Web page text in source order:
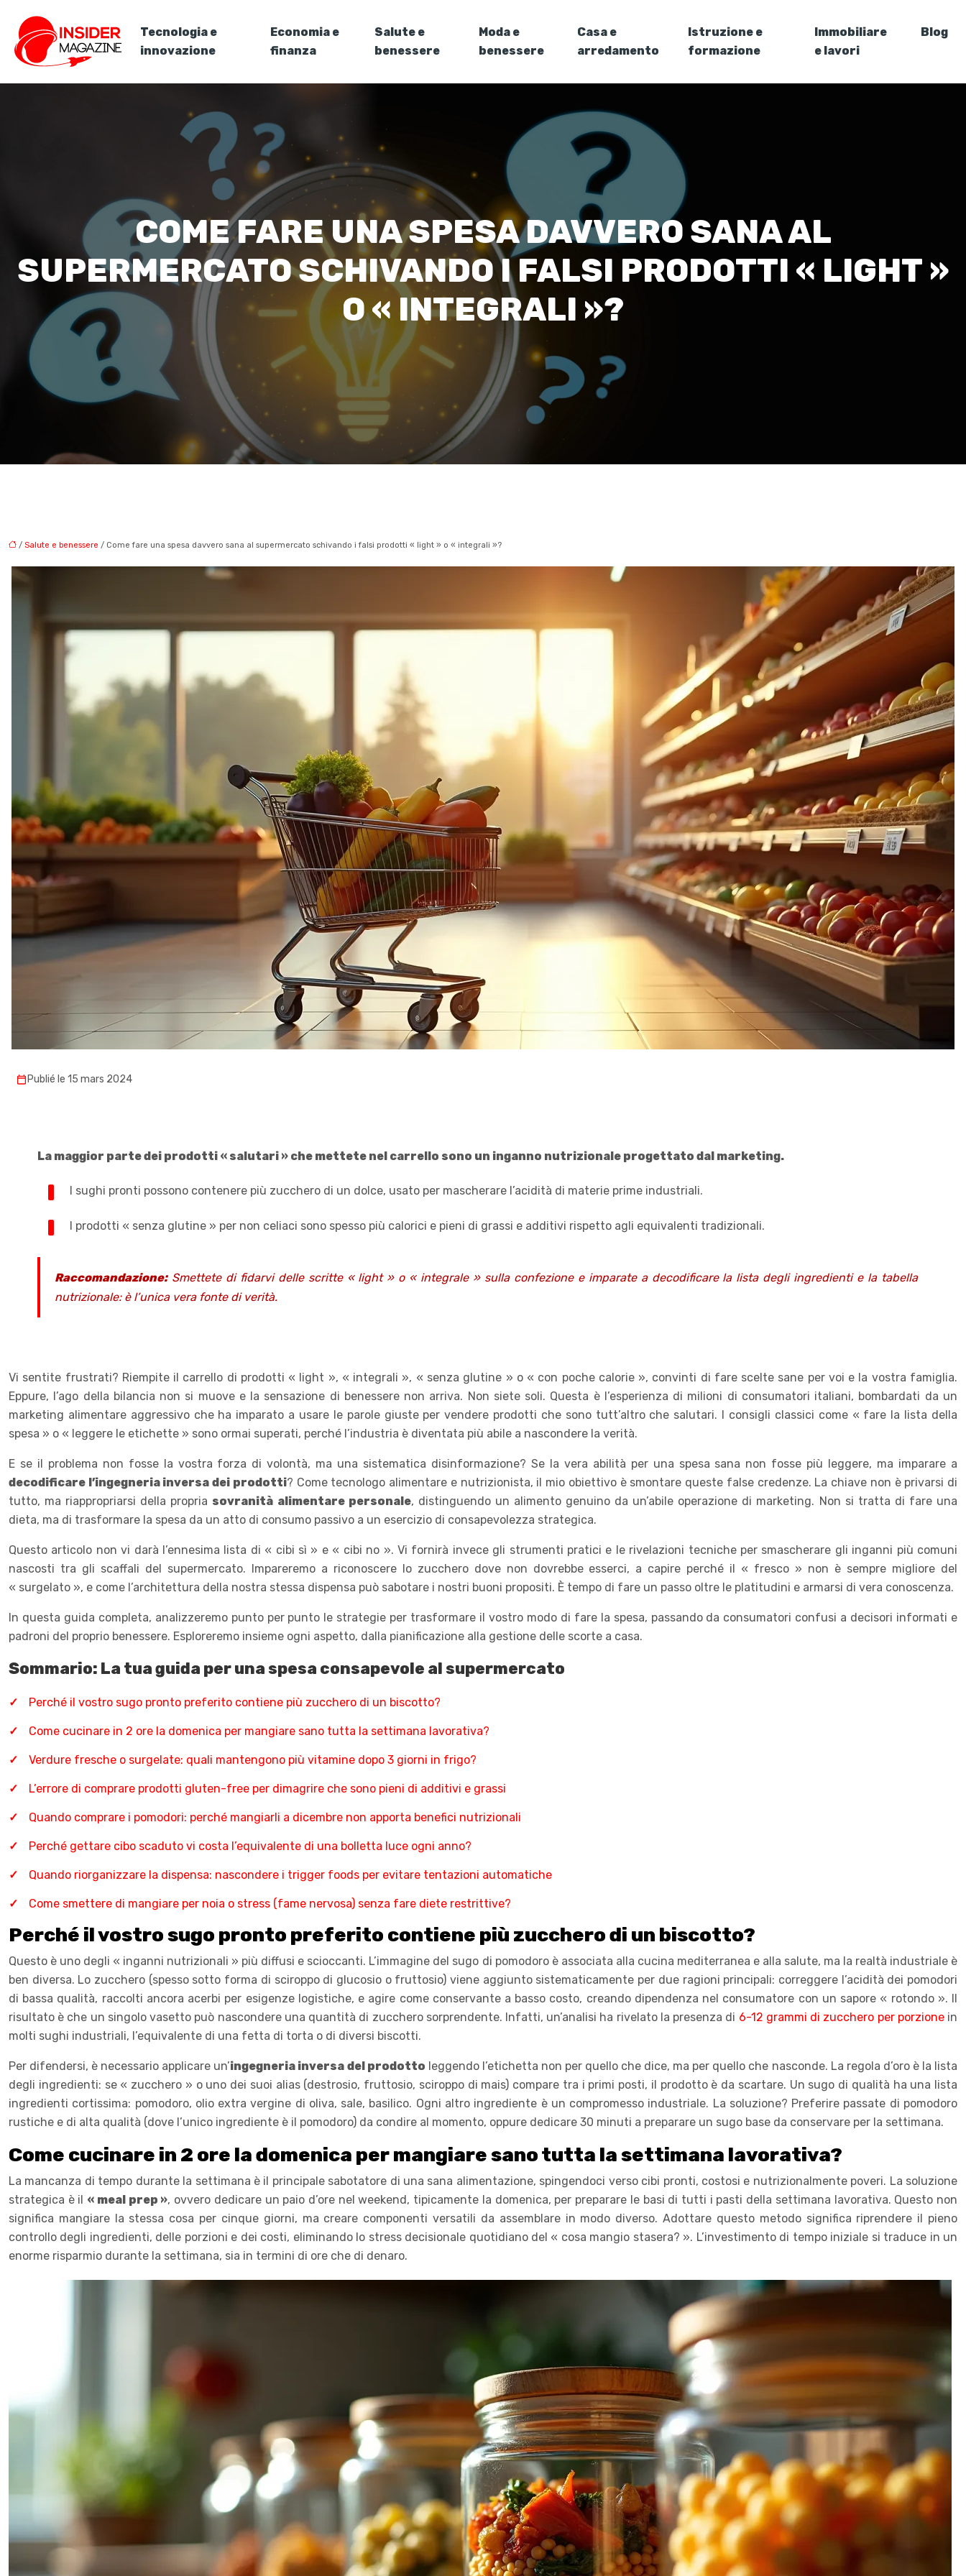
Tecnologia e
innovazione
Economia e
finanza
Salute e
benessere
Moda e
benessere
Casa e
arredamento
Istruzione e
formazione
Immobiliare
e lavori
Blog
COME FARE UNA SPESA DAVVERO SANA AL
SUPERMERCATO SCHIVANDO I FALSI PRODOTTI « LIGHT »
O « INTEGRALI »?
/ Salute e benessere / Come fare una spesa davvero sana al supermercato schivando i falsi prodotti « light » o « integrali »?
Publié le 15 mars 2024
La maggior parte dei prodotti « salutari » che mettete nel carrello sono un inganno nutrizionale progettato dal marketing.
I sughi pronti possono contenere più zucchero di un dolce, usato per mascherare l’acidità di materie prime industriali.
I prodotti « senza glutine » per non celiaci sono spesso più calorici e pieni di grassi e additivi rispetto agli equivalenti tradizionali.
Raccomandazione:Smettete di fidarvi delle scritte « light » o « integrale » sulla confezione e imparate a decodificare la lista degli ingredienti e la tabella
nutrizionale: è l’unica vera fonte di verità.
Vi sentite frustrati? Riempite il carrello di prodotti « light », « integrali », « senza glutine » o « con poche calorie », convinti di fare scelte sane per voi e la vostra famiglia.
Eppure, l’ago della bilancia non si muove e la sensazione di benessere non arriva. Non siete soli. Questa è l’esperienza di milioni di consumatori italiani, bombardati da un
marketing alimentare aggressivo che ha imparato a usare le parole giuste per vendere prodotti che sono tutt’altro che salutari. I consigli classici come « fare la lista della
spesa » o « leggere le etichette » sono ormai superati, perché l’industria è diventata più abile a nascondere la verità.
E se il problema non fosse la vostra forza di volontà, ma una sistematica disinformazione? Se la vera abilità per una spesa sana non fosse più leggere, ma imparare a
decodificare l’ingegneria inversa dei prodotti? Come tecnologo alimentare e nutrizionista, il mio obiettivo è smontare queste false credenze. La chiave non è privarsi di
tutto, ma riappropriarsi della propria sovranità alimentare personale, distinguendo un alimento genuino da un’abile operazione di marketing. Non si tratta di fare una
dieta, ma di trasformare la spesa da un atto di consumo passivo a un esercizio di consapevolezza strategica.
Questo articolo non vi darà l’ennesima lista di « cibi sì » e « cibi no ». Vi fornirà invece gli strumenti pratici e le rivelazioni tecniche per smascherare gli inganni più comuni
nascosti tra gli scaffali del supermercato. Impareremo a riconoscere lo zucchero dove non dovrebbe esserci, a capire perché il « fresco » non è sempre migliore del
« surgelato », e come l’architettura della nostra stessa dispensa può sabotare i nostri buoni propositi. È tempo di fare un passo oltre le platitudini e armarsi di vera conoscenza.
In questa guida completa, analizzeremo punto per punto le strategie per trasformare il vostro modo di fare la spesa, passando da consumatori confusi a decisori informati e
padroni del proprio benessere. Esploreremo insieme ogni aspetto, dalla pianificazione alla gestione delle scorte a casa.
Sommario: La tua guida per una spesa consapevole al supermercato
Perché il vostro sugo pronto preferito contiene più zucchero di un biscotto?
Come cucinare in 2 ore la domenica per mangiare sano tutta la settimana lavorativa?
Verdure fresche o surgelate: quali mantengono più vitamine dopo 3 giorni in frigo?
L’errore di comprare prodotti gluten-free per dimagrire che sono pieni di additivi e grassi
Quando comprare i pomodori: perché mangiarli a dicembre non apporta benefici nutrizionali
Perché gettare cibo scaduto vi costa l’equivalente di una bolletta luce ogni anno?
Quando riorganizzare la dispensa: nascondere i trigger foods per evitare tentazioni automatiche
Come smettere di mangiare per noia o stress (fame nervosa) senza fare diete restrittive?
Perché il vostro sugo pronto preferito contiene più zucchero di un biscotto?
Questo è uno degli « inganni nutrizionali » più diffusi e scioccanti. L’immagine del sugo di pomodoro è associata alla cucina mediterranea e alla salute, ma la realtà industriale è
ben diversa. Lo zucchero (spesso sotto forma di sciroppo di glucosio o fruttosio) viene aggiunto sistematicamente per due ragioni principali: correggere l’acidità dei pomodori
di bassa qualità, raccolti ancora acerbi per esigenze logistiche, e agire come conservante a basso costo, creando dipendenza nel consumatore con un sapore « rotondo ». Il
risultato è che un singolo vasetto può nascondere una quantità di zucchero sorprendente. Infatti, un’analisi ha rivelato la presenza di 6-12 grammi di zucchero per porzionein
molti sughi industriali, l’equivalente di una fetta di torta o di diversi biscotti.
Per difendersi, è necessario applicare un’ingegneria inversa del prodotto leggendo l’etichetta non per quello che dice, ma per quello che nasconde. La regola d’oro è la lista
degli ingredienti: se « zucchero » o uno dei suoi alias (destrosio, fruttosio, sciroppo di mais) compare tra i primi posti, il prodotto è da scartare. Un sugo di qualità ha una lista
ingredienti cortissima: pomodoro, olio extra vergine di oliva, sale, basilico. Ogni altro ingrediente è un compromesso industriale. La soluzione? Preferire passate di pomodoro
rustiche e di alta qualità (dove l’unico ingrediente è il pomodoro) da condire al momento, oppure dedicare 30 minuti a preparare un sugo base da conservare per la settimana.
Come cucinare in 2 ore la domenica per mangiare sano tutta la settimana lavorativa?
La mancanza di tempo durante la settimana è il principale sabotatore di una sana alimentazione, spingendoci verso cibi pronti, costosi e nutrizionalmente poveri. La soluzione
strategica è il « meal prep », ovvero dedicare un paio d’ore nel weekend, tipicamente la domenica, per preparare le basi di tutti i pasti della settimana lavorativa. Questo non
significa mangiare la stessa cosa per cinque giorni, ma creare componenti versatili da assemblare in modo diverso. Adottare questo metodo significa riprendere il pieno
controllo degli ingredienti, delle porzioni e dei costi, eliminando lo stress decisionale quotidiano del « cosa mangio stasera? ». L’investimento di tempo iniziale si traduce in un
enorme risparmio durante la settimana, sia in termini di ore che di denaro.